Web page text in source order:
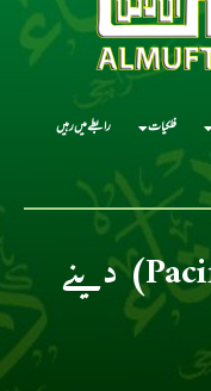
فلکیات رابطے میں رہیں
بچوں کو چوسنی(Pacifier) دینے